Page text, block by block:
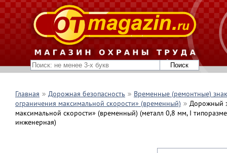
Главная Дорожная безопасность
Временные (ремонтные)
ограничения максимальной скорости» (временный)
Дорожный
максимальной скорости» (временный) (металл 0,8 мм, I
инженерная)